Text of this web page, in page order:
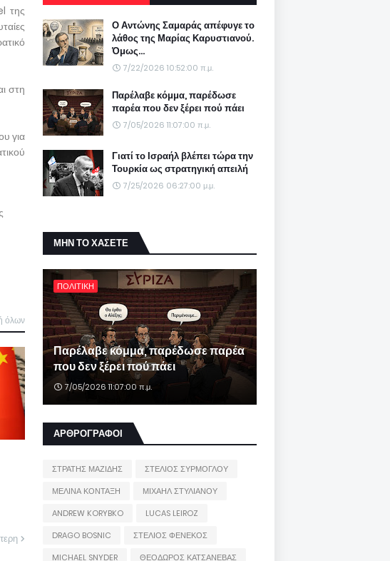
της
στη
για
όλων
Ο Αντώνης Σαμαράς απέφυγε το
λάθος της Μαρίας Καρυστιανού.
Όμως...
7/22/2026 10:52:00 π.μ.
Παρέλαβε κόμμα, παρέδωσε
παρέα που δεν ξέρει πού πάει
7/05/2026 11:07:00 π.μ.
Γιατί το Ισραήλ βλέπει τώρα την
Τουρκία ως στρατηγική απειλή
7/25/2026 06:27:00 μ.μ.
ΜΗΝ ΤΟ ΧΑΣΕΤΕ
ΠΟΛΙΤΙΚΗ
Παρέλαβε κόμμα, παρέδωσε παρέα
που δεν ξέρει πού πάει
7/05/2026 11:07:00 π.μ.
ΑΡΘΡΟΓΡΑΦΟΙ
ΣΤΡΑΤΗΣ ΜΑΖΙΔΗΣ
ΣΤΕΛΙΟΣ ΣΥΡΜΟΓΛΟΥ
ΜΕΛΙΝΑ ΚΟΝΤΑΞΗ
ΜΙΧΑΗΛ ΣΤΥΛΙΑΝΟΥ
ANDREW KORYBKO
LUCAS LEIROZ
DRAGO BOSNIC
ΣΤΕΛΙΟΣ ΦΕΝΕΚΟΣ
MICHAEL SNYDER
ΘΕΟΔΩΡΟΣ ΚΑΤΣΑΝΕΒΑΣ